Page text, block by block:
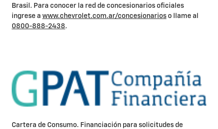
Brasil. Para conocer la red de concesionarios oficiales
ingrese a www.chevrolet.com.ar/concesionarios o llame al
0800-888-2438.
Cartera de Consumo. Financiación para solicitudes de